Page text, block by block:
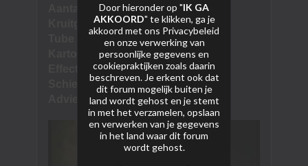
Aantal schoten:100 schoten
Kruitgewicht (NEM):1970 gram
Tube diameter:30 mm
Kartoninhoud:1/1
Effectomschrijving:
Schietrichting:I-shape
Adviesprijs:€135
Door hieronder op "IK GA
AKKOORD" te klikken, ga je
akkoord met ons Privacybeleid
en onze verwerking van
persoonlijke gegevens en
cookiepraktijken zoals daarin
beschreven. Je erkent ook dat
dit forum mogelijk buiten je
land wordt gehost en je stemt
in met het verzamelen, opslaan
en verwerken van je gegevens
in het land waar dit forum
wordt gehost.